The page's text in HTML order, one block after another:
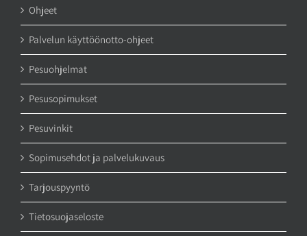
Ohjeet
Palvelun käyttöönotto-ohjeet
Pesuohjelmat
Pesusopimukset
Pesuvinkit
Sopimusehdot ja palvelukuvaus
Tarjouspyyntö
Tietosuojaseloste